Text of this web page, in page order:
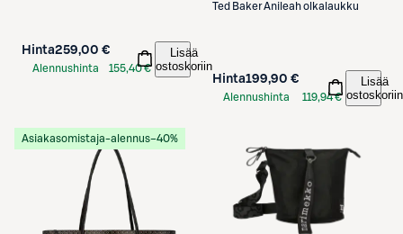
Hinta259,00 €
Alennushinta
155,40 €
Lisää
ostoskoriin
Ted BakerAnileah olkalaukku
Hinta199,90 €
Alennushinta
119,94 €
Lisää
ostoskoriin
Asiakasomistaja-alennus−40%